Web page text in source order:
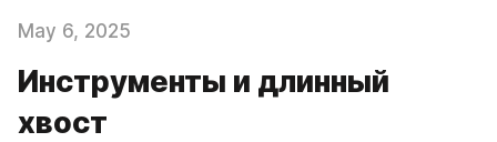
May 6, 2025
Инструменты и длинный
хвост